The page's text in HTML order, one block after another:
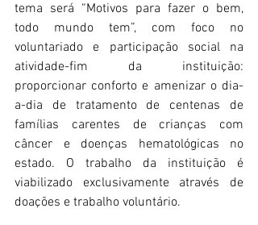
tema será “Motivos para fazer o bem,
todo mundo tem”, com foco no
voluntariado e participação social na
atividade-fim da instituição:
proporcionar conforto e amenizar o dia-
a-dia de tratamento de centenas de
famílias carentes de crianças com
câncer e doenças hematológicas no
estado. O trabalho da instituição é
viabilizado exclusivamente através de
doações e trabalho voluntário.